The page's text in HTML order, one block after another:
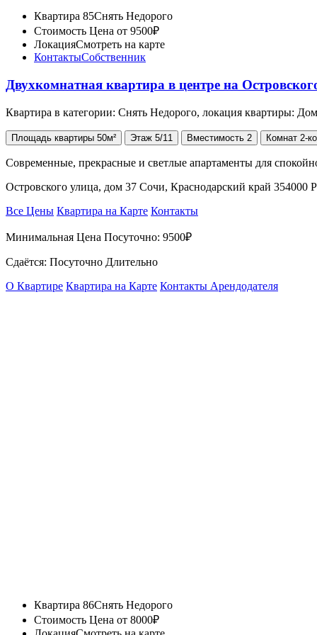
Квартира 85Снять Недорого
Стоимость Цена от 9500₽
ЛокацияСмотреть на карте
КонтактыСобственник
Двухкомнатная квартира в центре на
Квартира в категории: Снять Недорого, локация квартиры:
Площадь квартиры 50м² Этаж 5/11 Вместимость 2 Комнат 2-
Современные, прекрасные и светлые апартаменты для
Островского улица, дом 37 Сочи, Краснодарский край 354000
Все Цены Квартира на Карте Контакты
Минимальная Цена Посуточно: 9500₽
Сдаётся: Посуточно Длительно
О Квартире Квартира на Карте Контакты Арендодателя
Квартира 86Снять Недорого
Стоимость Цена от 8000₽